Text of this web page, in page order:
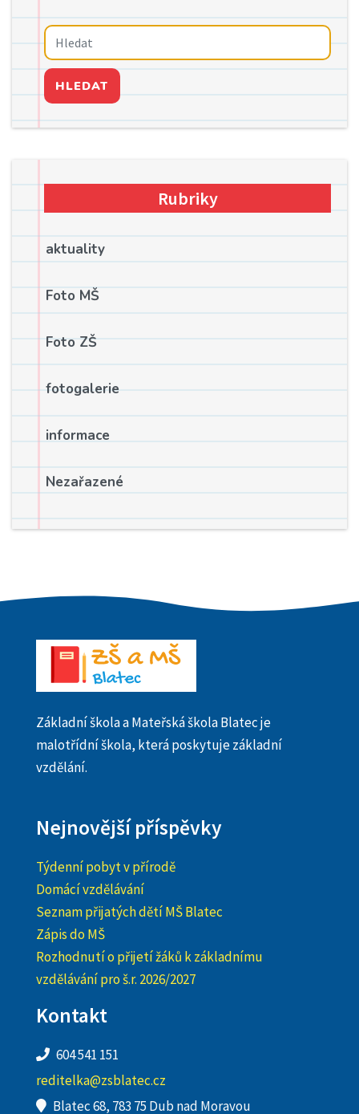
HLEDAT
Rubriky
aktuality
Foto MŠ
Foto ZŠ
fotogalerie
informace
Nezařazené
Základní škola a Mateřská škola Blatec je
malotřídní škola, která poskytuje základní
vzdělání.
Nejnovější příspěvky
Týdenní pobyt v přírodě
Domácí vzdělávání
Seznam přijatých dětí MŠ Blatec
Zápis do MŠ
Rozhodnutí o přijetí žáků k základnímu
vzdělávání pro š.r. 2026/2027
Kontakt
604 541 151
reditelka@zsblatec.cz
Blatec 68, 783 75 Dub nad Moravou